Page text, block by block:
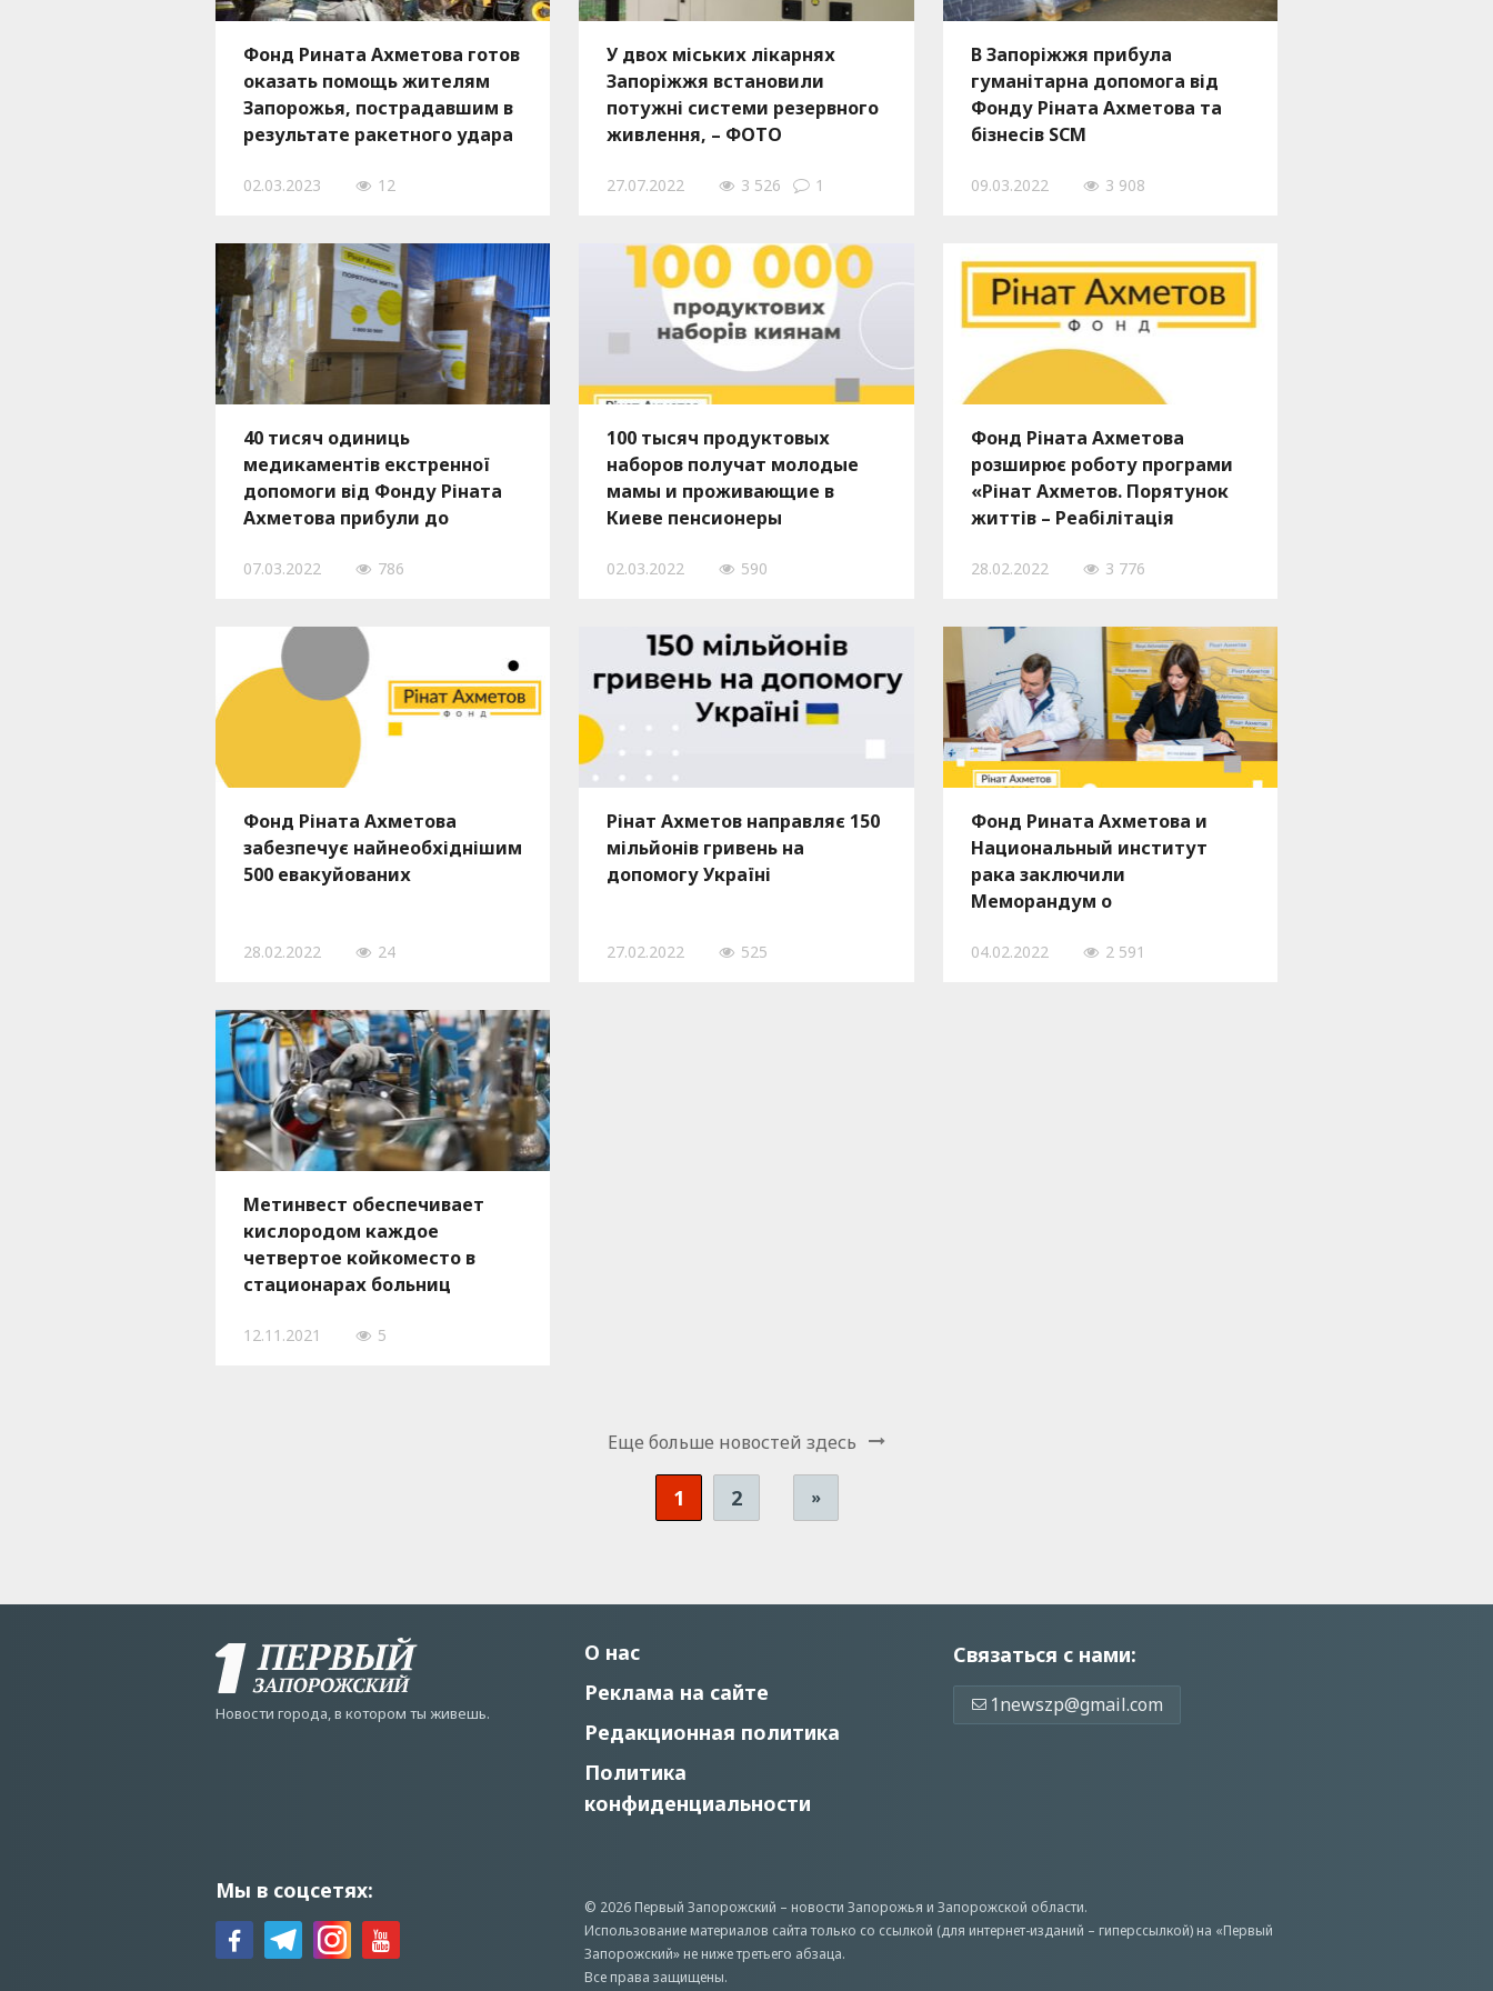
Фонд Рината Ахметова готов
оказать помощь жителям
Запорожья, пострадавшим в
результате ракетного удара
02.03.2023 12
У двох міських лікарнях
Запоріжжя встановили
потужні системи резервного
живлення, – ФОТО
27.07.2022 3 526 1
В Запоріжжя прибула
гуманітарна допомога від
Фонду Ріната Ахметова та
бізнесів SCM
09.03.2022 3 908
40 тисяч одиниць
медикаментів екстренної
допомоги від Фонду Ріната
Ахметова прибули до
07.03.2022 786
100 тысяч продуктовых
наборов получат молодые
мамы и проживающие в
Киеве пенсионеры
02.03.2022 590
Фонд Ріната Ахметова
розширює роботу програми
«Рінат Ахметов. Порятунок
життів – Реабілітація
28.02.2022 3 776
Фонд Ріната Ахметова
забезпечує найнеобхіднішим
500 евакуйованих
28.02.2022 24
Рінат Ахметов направляє 150
мільйонів гривень на
допомогу Україні
27.02.2022 525
Фонд Рината Ахметова и
Национальный институт
рака заключили
Меморандум о
04.02.2022 2 591
Метинвест обеспечивает
кислородом каждое
четвертое койкоместо в
стационарах больниц
12.11.2021 5
Еще больше новостей здесь
1 2 »
Новости города, в котором ты живешь.
О нас
Реклама на сайте
Редакционная политика
Политика
конфиденциальности
Связаться с нами:
1newszp@gmail.com
Мы в соцсетях:
© 2026 Первый Запорожский – новости Запорожья и Запорожской области.
Использование материалов сайта только со ссылкой (для интернет-изданий – гиперссылкой) на «Первый
Запорожский» не ниже третьего абзаца.
Все права защищены.